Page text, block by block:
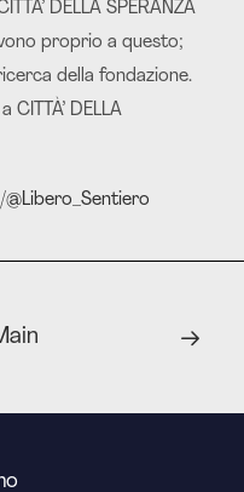
DELLA SPERANZA
proprio a questo;
della fondazione.
DELLA